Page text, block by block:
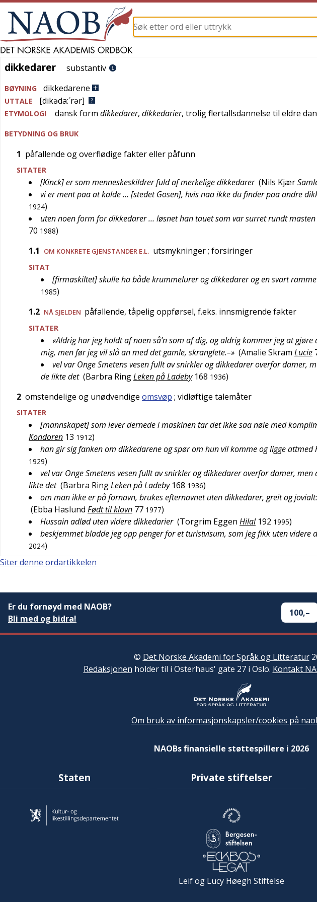
dikkedarer
dikkedarer substantiv
BØYNING dikkedarene
UTTALE [dikəda:´rər]
ETYMOLOGI danskform dikkedarer, dikkedarier, trolig flertallsdannelse til eldre
BETYDNING OG BRUK
1 påfallende og overflødige fakter eller påfunn
SITATER
[Kinck] er som menneskeskildrer fuld af merkelige dikkedarer (Nils Kjær
vi er ment paa at kalde … [stedet Gosen], hvis naa ikke du finder paa andre
1924)
uten noen form for dikkedarer … løsnet han tauet som var surret rundt masten
70 1988)
1.1
OM KONKRETE GJENSTANDER E.L. utsmykninger; forsiringer
SITAT
[firmaskiltet] skulle ha både krummelurer og dikkedarer og en svart
1985)
1.2 NÅ SJELDEN påfallende, tåpelig oppførsel, f.eks. innsmigrende fakter
SITATER
«Aldrig har jeg holdt af noen så’n som af dig, og aldrig kommer jeg at
mig, men før jeg vil slå an med det gamle, skranglete.–» (Amalie Skram Lucie
vel var Onge Smetens vesen fullt av snirkler og dikkedarer overfor damer,
de likte det (Barbra RingLeken på Ladeby 168 1936)
2 omstendelige og unødvendige omsvøp ; vidløftige talemåter
SITATER
[mannskapet] som lever dernede i maskinen tar det ikke saa nøie med
Kondoren 13 1912)
han gir sig fanken om dikkedarene og spør om hun vil komme og ligge attmed
1929)
vel var Onge Smetens vesen fullt av snirkler og dikkedarer overfor damer,
likte det (Barbra RingLeken på Ladeby 168 1936)
om man ikke er på fornavn, brukes efternavnet uten dikkedarer, greit og
(Ebba Haslund Født til klovn 77 1977)
Hussain adlød uten videre dikkedarier (Torgrim Eggen Hilal 192 1995)
beskjemmet bladde jeg opp penger for et turistvisum, som jeg fikk uten videre
2024)
Siter denne ordartikkelen
Er du fornøyd med NAOB?
Bli med og bidra!
100,–
© Det Norske Akademi for Språk og Litteratur
Redaksjonen holder til i Osterhaus' gate 27 i Oslo. Kontakt
Om bruk av informasjonskapsler/cookies på
NAOBs finansielle støttespillere i 2026
Staten Private stiftelser
Leif og Lucy Høegh Stiftelse